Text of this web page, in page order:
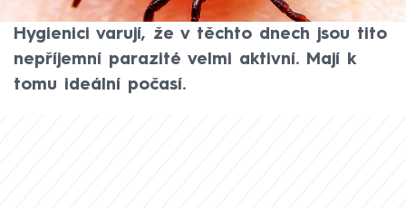
extrémní počet nakažených klíšťat.
Hygienici varují, že v těchto dnech jsou tito
nepříjemní parazité velmi aktivní. Mají k
tomu ideální počasí.